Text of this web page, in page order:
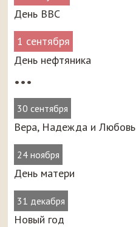
День ВВС
1 сентября
День нефтяника
•••
30 сентября
Вера, Надежда и Любовь
24 ноября
День матери
31 декабря
Новый год